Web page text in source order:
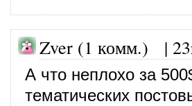
Zver (1 комм.) |
А что неплохо за
тематических